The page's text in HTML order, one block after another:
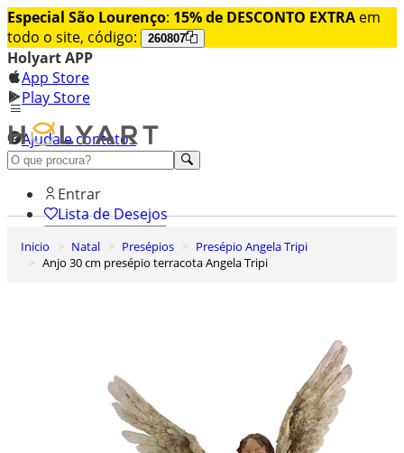
Especial São Lourenço: 15% de DESCONTO EXTRA em
todo o site, código:
260807
Holyart APP
App Store
Play Store
Ajuda e contatos
Conheça premium
Entrar
Lista de Desejos
Carrinho de Compras
Inicio Natal Presépios
Presépio Angela Tripi
Anjo 30 cm presépio terracota Angela Tripi